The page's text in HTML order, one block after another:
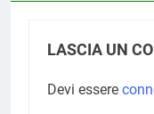
LASCIA UN
Devi essere